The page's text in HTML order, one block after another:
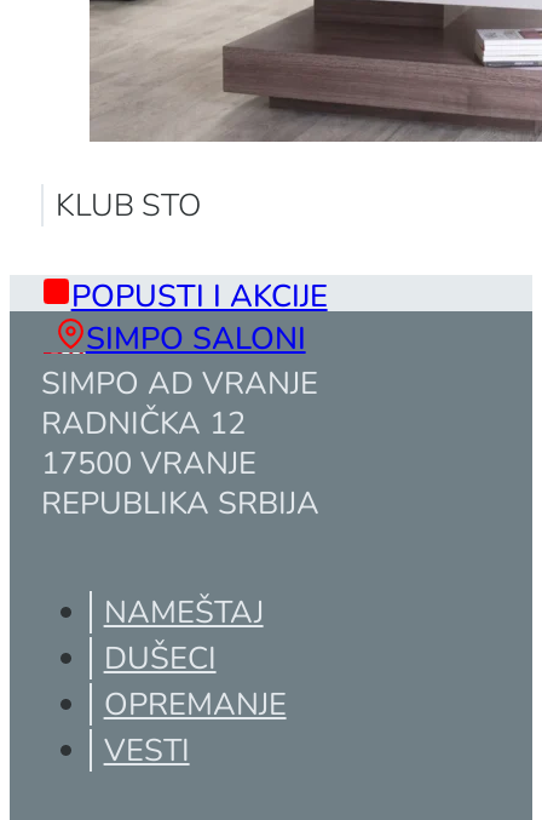
KLUB STO
POPUSTI I AKCIJE
SIMPO SALONI
SIMPO AD VRANJE
RADNIČKA 12
17500 VRANJE
REPUBLIKA SRBIJA
NAMEŠTAJ
DUŠECI
OPREMANJE
VESTI